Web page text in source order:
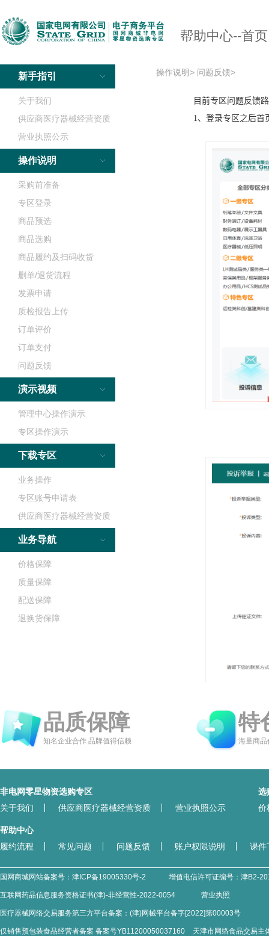
帮助中心--首页
新手指引
关于我们
供应商医疗器械经营资质
营业执照公示
操作说明
采购前准备
专区登录
商品预选
商品选购
商品履约及扫码收货
删单/退货流程
发票申请
质检报告上传
订单评价
订单支付
问题反馈
演示视频
管理中心操作演示
专区操作演示
下载专区
业务操作
专区账号申请表
供应商医疗器械经营资质
业务导航
价格保障
质量保障
配送保障
退换货保障
操作说明> 问题反馈>
品质保障
知名企业合作 品牌值得信赖
特
海量商品
非电网零星物资选购专区
关于我们
供应商医疗器械经营资质 营业执照公示
选
价
帮助中心
履约流程
常见问题 问题反馈 账户权限说明 课件
国网商城网站备案号： 津ICP备19005330号-2 增值电信许可证编号： 津B2-
互联网药品信息服务资格证书(津)-非经营性-2022-0054 营业执照
医疗器械网络交易服务第三方平台备案：(津)网械平台备字[2022]第00003号
仅销售预包装食品经营者备案 备案号YB11200050037160 天津市网络食品交易主